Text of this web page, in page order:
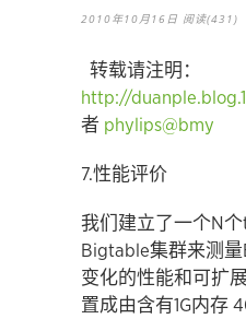
2010年10月16日 阅读(431)
转载请注明：
http://
者 phylips@bmy
7.性能评价
我们建立了一个N
Bigtable集群来测
变化的性能和可扩
置成由含有1G内存